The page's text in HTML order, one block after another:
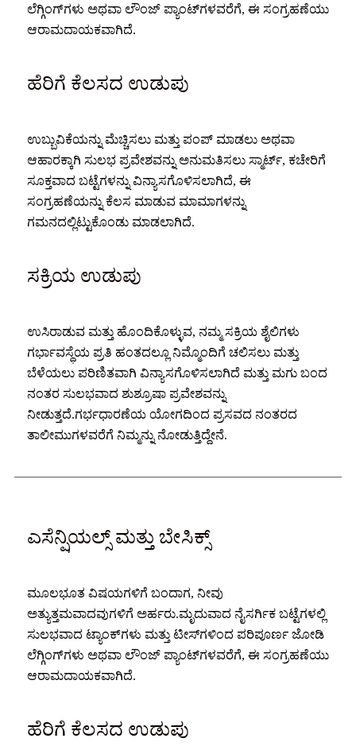
ಲೆಗ್ಗಿಂಗ್‌ಗಳು ಅಥವಾ ಲೌಂಜ್ ಪ್ಯಾಂಟ್‌ಗಳವರೆಗೆ, ಈ ಸಂಗ್ರಹಣೆಯು
ಆರಾಮದಾಯಕವಾಗಿದೆ.
ಹೆರಿಗೆ ಕೆಲಸದ ಉಡುಪು
ಉಬ್ಬುವಿಕೆಯನ್ನು ಮೆಚ್ಚಿಸಲು ಮತ್ತು ಪಂಪ್ ಮಾಡಲು ಅಥವಾ
ಆಹಾರಕ್ಕಾಗಿ ಸುಲಭ ಪ್ರವೇಶವನ್ನು ಅನುಮತಿಸಲು ಸ್ಮಾರ್ಟ್, ಕಚೇರಿಗೆ
ಸೂಕ್ತವಾದ ಬಟ್ಟೆಗಳನ್ನು ವಿನ್ಯಾಸಗೊಳಿಸಲಾಗಿದೆ, ಈ
ಸಂಗ್ರಹಣೆಯನ್ನು ಕೆಲಸ ಮಾಡುವ ಮಾಮಾಗಳನ್ನು
ಗಮನದಲ್ಲಿಟ್ಟುಕೊಂಡು ಮಾಡಲಾಗಿದೆ.
ಸಕ್ರಿಯ ಉಡುಪು
ಉಸಿರಾಡುವ ಮತ್ತು ಹೊಂದಿಕೊಳ್ಳುವ, ನಮ್ಮ ಸಕ್ರಿಯ ಶೈಲಿಗಳು
ಗರ್ಭಾವಸ್ಥೆಯ ಪ್ರತಿ ಹಂತದಲ್ಲೂ ನಿಮ್ಮೊಂದಿಗೆ ಚಲಿಸಲು ಮತ್ತು
ಬೆಳೆಯಲು ಪರಿಣಿತವಾಗಿ ವಿನ್ಯಾಸಗೊಳಿಸಲಾಗಿದೆ ಮತ್ತು ಮಗು ಬಂದ
ನಂತರ ಸುಲಭವಾದ ಶುಶ್ರೂಷಾ ಪ್ರವೇಶವನ್ನು
ನೀಡುತ್ತದೆ.ಗರ್ಭಧಾರಣೆಯ ಯೋಗದಿಂದ ಪ್ರಸವದ ನಂತರದ
ತಾಲೀಮುಗಳವರೆಗೆ ನಿಮ್ಮನ್ನು ನೋಡುತ್ತಿದ್ದೇನೆ.
ಎಸೆನ್ಷಿಯಲ್ಸ್ ಮತ್ತು ಬೇಸಿಕ್ಸ್
ಮೂಲಭೂತ ವಿಷಯಗಳಿಗೆ ಬಂದಾಗ, ನೀವು
ಅತ್ಯುತ್ತಮವಾದವುಗಳಿಗೆ ಅರ್ಹರು.ಮೃದುವಾದ ನೈಸರ್ಗಿಕ ಬಟ್ಟೆಗಳಲ್ಲಿ
ಸುಲಭವಾದ ಟ್ಯಾಂಕ್‌ಗಳು ಮತ್ತು ಟೀಸ್‌ಗಳಿಂದ ಪರಿಪೂರ್ಣ ಜೋಡಿ
ಲೆಗ್ಗಿಂಗ್‌ಗಳು ಅಥವಾ ಲೌಂಜ್ ಪ್ಯಾಂಟ್‌ಗಳವರೆಗೆ, ಈ ಸಂಗ್ರಹಣೆಯು
ಆರಾಮದಾಯಕವಾಗಿದೆ.
ಹೆರಿಗೆ ಕೆಲಸದ ಉಡುಪು